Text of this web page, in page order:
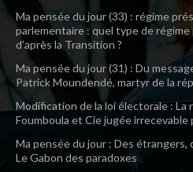
Ma pensée du jour (33) : régime
parlementaire : quel type de
d’après la Transition ?
Ma pensée du jour (31) : Du
Patrick Moundendé, martyr de la
Modification de la loi électorale :
Foumboula et Cie jugée
Ma pensée du jour : Des
Le Gabon des paradoxes